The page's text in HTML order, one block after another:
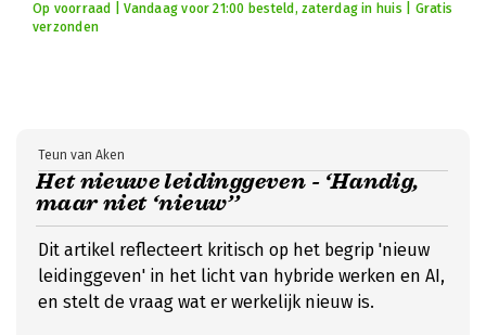
Op voorraad | Vandaag voor 21:00 besteld, zaterdag in huis | Gratis
verzonden
Het nieuwe leidinggeven - ‘Handig,
maar niet ‘nieuw’’
Teun van Aken
Dit artikel reflecteert kritisch op het begrip 'nieuw
leidinggeven' in het licht van hybride werken en AI,
en stelt de vraag wat er werkelijk nieuw is.